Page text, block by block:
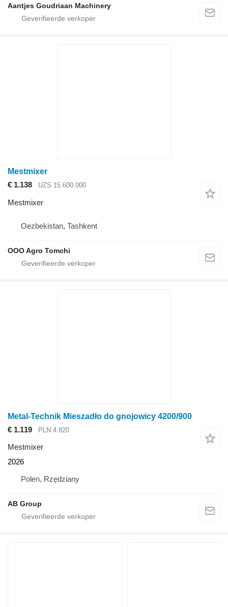
Aantjes Goudriaan Machinery
Mestmixer
€ 1.138
UZS 15.600.000
Mestmixer
Oezbekistan, Tashkent
OOO Agro Tomchi
Metal-Technik Mieszadło do gnojowicy 4200/900
€ 1.119
PLN 4.820
Mestmixer
2026
Polen, Rzędziany
AB Group